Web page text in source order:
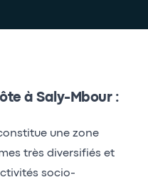
à Saly-Mbour :
une zone
très diversifiés et
socio-